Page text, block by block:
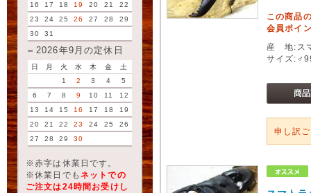
16
17 18 19 20 21
22
23
24 25 26 27 28
29
30
31
2026年9月の定休日
日 月 火 水 木 金
土
1
2 3 4
5
6
7 8 9 10 11
12
13
14 15 16 17 18
19
20
21 22 23 24 25
26
27
28 29 30
※赤字は休業日です。
※休業日でも ネットでの
ご注文は24時間お受けし
この商品
会員ポイ
産 地:ス
サイズ
申し訳